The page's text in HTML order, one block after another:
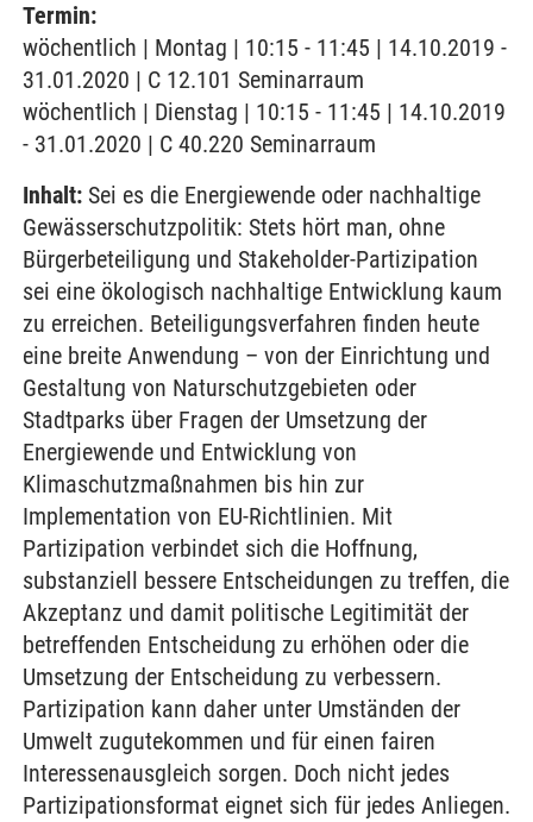
Termin:
wöchentlich | Montag | 10:15 - 11:45 | 14.10.2019 -
31.01.2020 | C 12.101 Seminarraum
wöchentlich | Dienstag | 10:15 - 11:45 | 14.10.2019
- 31.01.2020 | C 40.220 Seminarraum
Inhalt: Sei es die Energiewende oder nachhaltige
Gewässerschutzpolitik: Stets hört man, ohne
Bürgerbeteiligung und Stakeholder-Partizipation
sei eine ökologisch nachhaltige Entwicklung kaum
zu erreichen. Beteiligungsverfahren finden heute
eine breite Anwendung – von der Einrichtung und
Gestaltung von Naturschutzgebieten oder
Stadtparks über Fragen der Umsetzung der
Energiewende und Entwicklung von
Klimaschutzmaßnahmen bis hin zur
Implementation von EU-Richtlinien. Mit
Partizipation verbindet sich die Hoffnung,
substanziell bessere Entscheidungen zu treffen, die
Akzeptanz und damit politische Legitimität der
betreffenden Entscheidung zu erhöhen oder die
Umsetzung der Entscheidung zu verbessern.
Partizipation kann daher unter Umständen der
Umwelt zugutekommen und für einen fairen
Interessenausgleich sorgen. Doch nicht jedes
Partizipationsformat eignet sich für jedes Anliegen.